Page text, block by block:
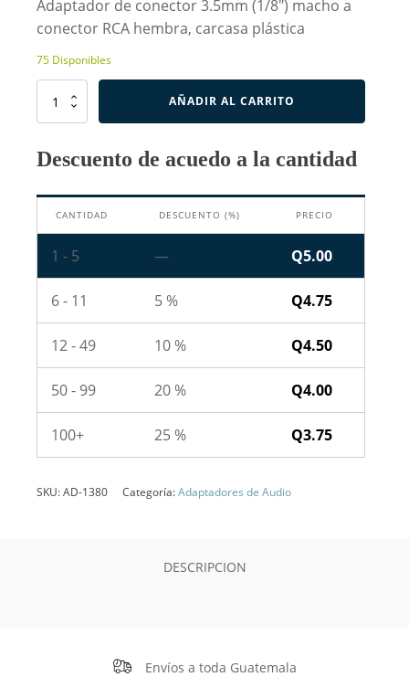
Adaptador de conector 3.5mm (1/8") macho a
conector RCA hembra, carcasa plástica
75 Disponibles
Adaptador
a
RCA
cantidad
AÑADIR AL CARRITO
Descuento de acuedo a la cantidad
CANTIDAD DESCUENTO (%) PRECIO
1 - 5 — Q5.00
6 - 11 5 % Q4.75
12 - 49 10 % Q4.50
50 - 99 20 % Q4.00
100+ 25 % Q3.75
SKU:AD-1380 Categoría:Adaptadores de Audio
DESCRIPCION
Envíos a toda Guatemala